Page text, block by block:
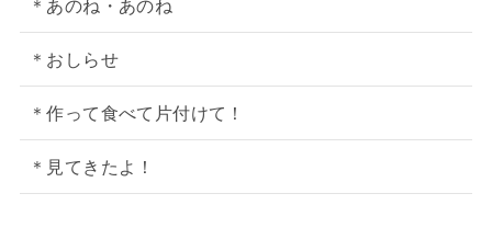
＊おしらせ
＊作って食べて片付けて！
＊見てきたよ！